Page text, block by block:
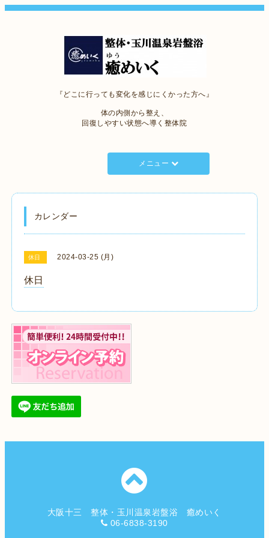
『どこに行っても変化を感じにくかった方へ』
体の内側から整え、
回復しやすい状態へ導く整体院
メニュー
カレンダー
休日 2024-03-25 (月)
休日
大阪十三 整体・玉川温泉岩盤浴 癒めいく
06-6838-3190